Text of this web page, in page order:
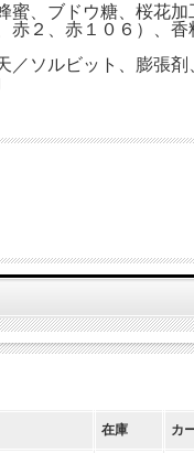
蜜、ブドウ糖、桜花
赤２、赤１０６）、香
ソルビット、膨張剤
在庫 カ